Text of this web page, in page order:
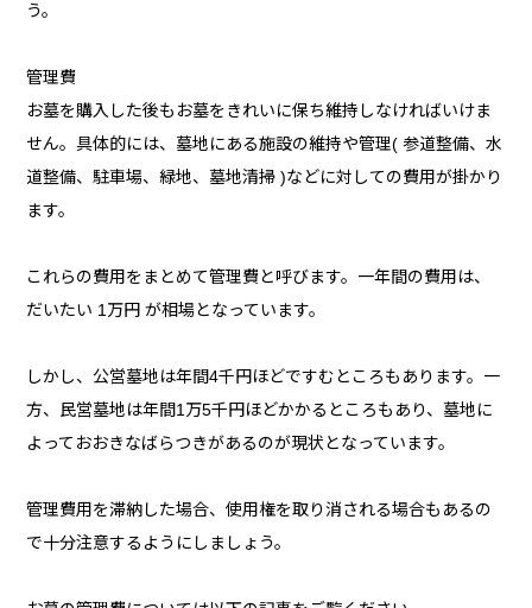
う。
管理費
お墓を購入した後もお墓をきれいに保ち維持しなければいけま
せん。具体的には、墓地にある施設の維持や管理( 参道整備、水
道整備、駐車場、緑地、墓地清掃 )などに対しての費用が掛かり
ます。
これらの費用をまとめて管理費と呼びます。一年間の費用は、
だいたい 1万円 が相場となっています。
しかし、公営墓地は年間4千円ほどですむところもあります。一
方、民営墓地は年間1万5千円ほどかかるところもあり、墓地に
よっておおきなばらつきがあるのが現状となっています。
管理費用を滞納した場合、使用権を取り消される場合もあるの
で十分注意するようにしましょう。